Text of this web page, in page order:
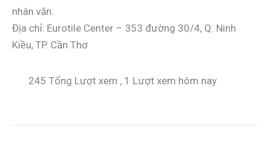
nhân văn.
Địa chỉ: Eurotile Center – 353 đường 30/4, Q. Ninh
Kiều, TP. Cần Thơ
245 Tổng Lượt xem , 1 Lượt xem hôm nay